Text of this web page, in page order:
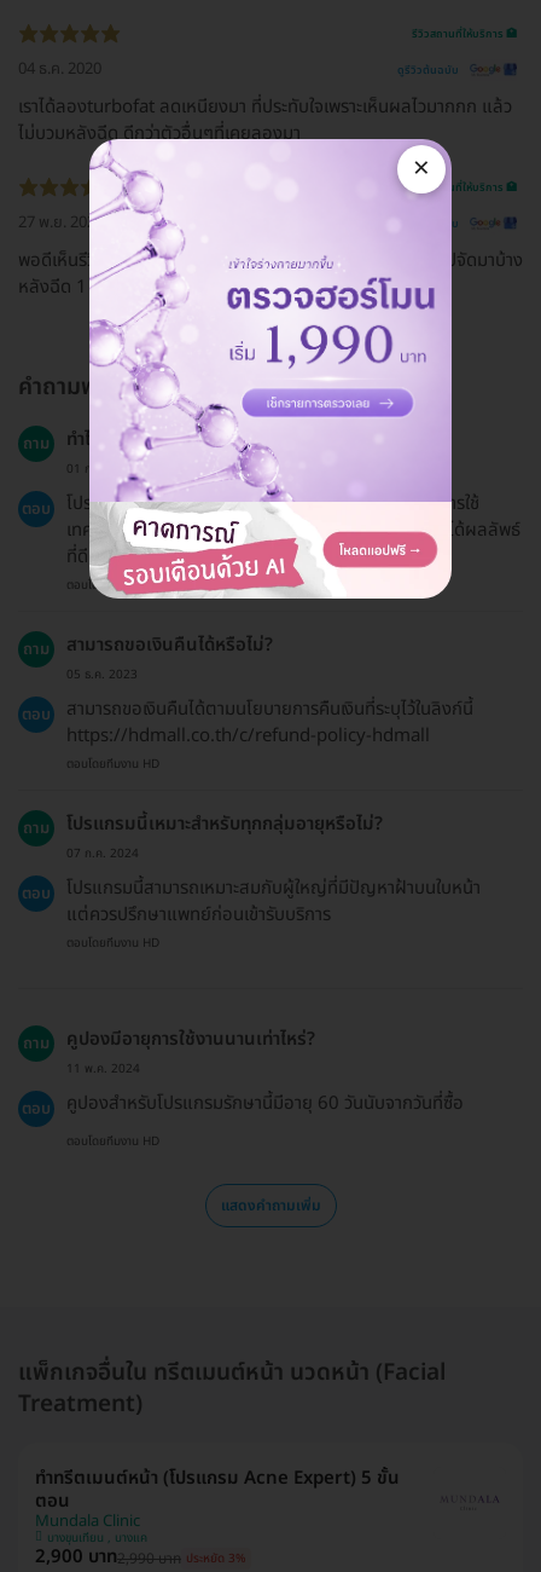
รีวิวสถานที่ให้บริการ 🏥
04 ธ.ค. 2020 ดูรีวิวต้นฉบับ
เราได้ลองturbofat ลดเหนียงมา ที่ประทับใจเพราะเห็นผลไวมากกก แล้ว
ไม่บวมหลังฉีด ดีกว่าตัวอื่นๆที่เคยลองมา
รีวิวสถานที่ให้บริการ 🏥
27 พ.ย. 2020 ดูรีวิวต้นฉบับ
พอดีเห็นรีวิว Turbofat ลดไขมันสลายเหนียง ใน pantip เลยไปจัดมาบ้าง
หลังฉีด 1 วันเห็นผลค่อนข้างชัดเจนค่าาา แนะนำเลย!
คำถามพบบ่อย
ถาม ทำไมฉันควรเลือกโปรแกรมรักษาฝ้านี้?
01 ก.พ. 2023
ตอบ
โปรแกรมนี้ช่วยลดเลือนฝ้าและปรับสีผิวให้สม่ำเสมอ มีการใช้
เทคโนโลยีขั้นสูงและประสบการณ์จากผู้เชี่ยวชาญเพื่อให้ได้ผลลัพธ์
ที่ดีที่สุด
ตอบโดยทีมงาน HD
ถาม สามารถขอเงินคืนได้หรือไม่?
05 ธ.ค. 2023
ตอบ
สามารถขอเงินคืนได้ตามนโยบายการคืนเงินที่ระบุไว้ในลิงก์นี้
https://hdmall.co.th/c/refund-policy-hdmall
ตอบโดยทีมงาน HD
ถาม โปรแกรมนี้เหมาะสำหรับทุกกลุ่มอายุหรือไม่?
07 ก.ค. 2024
ตอบ
โปรแกรมนี้สามารถเหมาะสมกับผู้ใหญ่ที่มีปัญหาฝ้าบนใบหน้า
แต่ควรปรึกษาแพทย์ก่อนเข้ารับบริการ
ตอบโดยทีมงาน HD
ถาม คูปองมีอายุการใช้งานนานเท่าไหร่?
11 พ.ค. 2024
ตอบ คูปองสำหรับโปรแกรมรักษานี้มีอายุ 60 วันนับจากวันที่ซื้อ
ตอบโดยทีมงาน HD
แสดงคำถามเพิ่ม
แพ็กเกจอื่นใน ทรีตเมนต์หน้า นวดหน้า (Facial
Treatment)
ทำทรีตเมนต์หน้า (โปรแกรม Acne Expert) 5 ขั้น
ตอน
Mundala Clinic
บางขุนเทียน , บางแค
2,900 บาท2,990 บาท ประหยัด 3%
×